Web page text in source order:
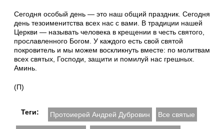
Сегодня особый день — это наш общий праздник. Сегодня
день тезоименитства всех нас с вами. В традиции нашей
Церкви — называть человека в крещении в честь святого,
прославленного Богом. У каждого есть свой святой
покровитель и мы можем воскликнуть вместе: по молитвам
всех святых, Господи, защити и помилуй нас грешных.
Аминь.
(П)
Теги: Протоиерей Андрей Дубровин Все святые